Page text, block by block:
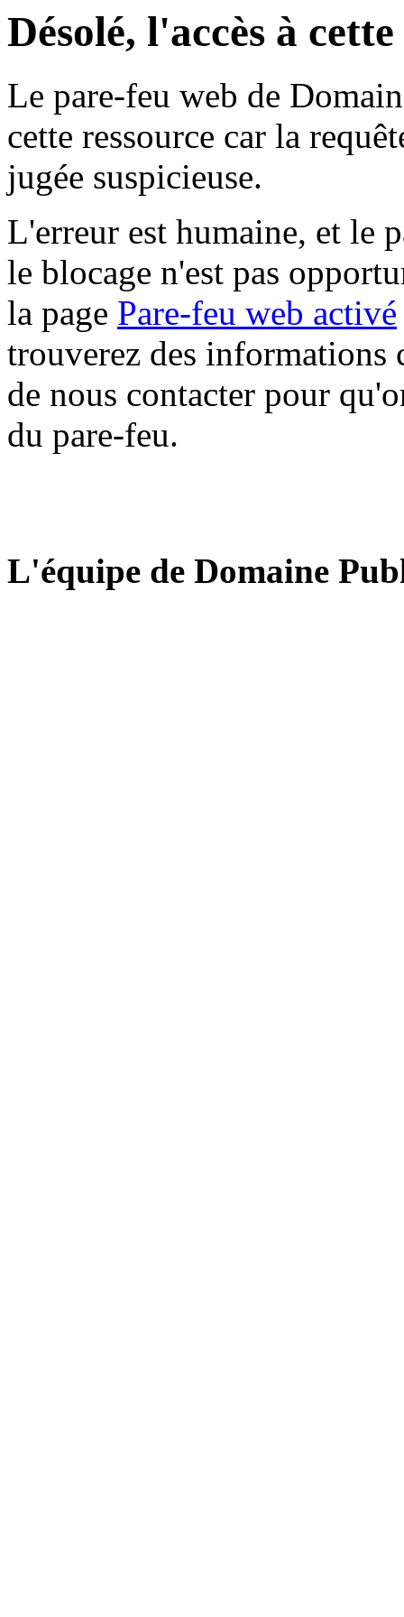
Désolé, l'accès à
Le pare-feu web de
cette ressource car la
jugée suspicieuse.
L'erreur est humaine, et le
le blocage n'est pas
la page Pare-feu web activé
trouverez des informations
de nous contacter pour
du pare-feu.
L'équipe de Domaine